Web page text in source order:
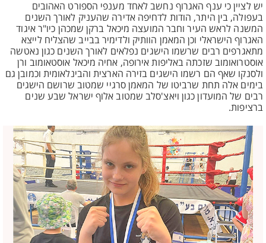
יש לציין כי ענף האגרוף נחשב לאחד מענפי הספורט האהובים
בעפולה, בין היתר, הודות לדחיפה אדירה שהעניק לאורך השנים
המשנה לראש העיר וחבר המועצה מיכאל ברקן שמכהן כיו"ר איגוד
האגרוף הישראלי וכן המאמן הוותיק ולדימיר בבייב שהצליח לייצא
מתאגרפים רבים שרשמו הישגים נפלאים לאורך השנים כגון נאטשה
אוסטרואומוב שזכתה באליפות אירופה, אחיה מיכאל אוסטאומוב ורן
ולסנקו שאף הם רשמו הישגים בזירה הארצית והבינלאומית וכמובן גם
בימים אלה תחת שרביטו של המאמן סרגיי שמטוב שרושם הישגים
רבים של המועדון כגון ויאצ'סלב שמטוב אלוף ישראל שבע שנים
ברציפות.